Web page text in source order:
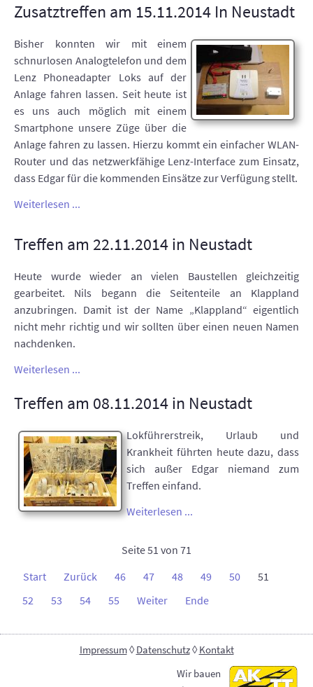
Zusatztreffen am 15.11.2014 In Neustadt
Bisher konnten wir mit einem
schnurlosen Analogtelefon und dem
Lenz Phoneadapter Loks auf der
Anlage fahren lassen. Seit heute ist
es uns auch möglich mit einem
Smartphone unsere Züge über die
Anlage fahren zu lassen. Hierzu kommt ein einfacher WLAN-
Router und das netzwerkfähige Lenz-Interface zum Einsatz,
dass Edgar für die kommenden Einsätze zur Verfügung stellt.
Weiterlesen ...
Treffen am 22.11.2014 in Neustadt
Heute wurde wieder an vielen Baustellen gleichzeitig
gearbeitet. Nils begann die Seitenteile an Klappland
anzubringen. Damit ist der Name „Klappland“ eigentlich
nicht mehr richtig und wir sollten über einen neuen Namen
nachdenken.
Weiterlesen ...
Treffen am 08.11.2014 in Neustadt
Lokführerstreik, Urlaub und
Krankheit führten heute dazu, dass
sich außer Edgar niemand zum
Treffen einfand.
Weiterlesen ...
Seite 51 von 71
Start
Zurück 46 47 48 49 50
51
52
53 54 55 Weiter Ende
Impressum◊Datenschutz◊Kontakt
Wir bauen